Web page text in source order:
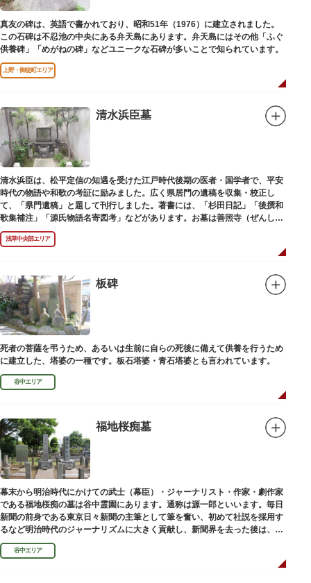
真友の碑は、英語で書かれており、昭和51年（1976）に建立されました。
この石碑は不忍池の中央にある弁天島にあります。弁天島にはその他「ふぐ
供養碑」「めがねの碑」などユニークな石碑が多いことで知られています。
上野・御徒町エリア
清水浜臣墓
清水浜臣は、松平定信の知遇を受けた江戸時代後期の医者・国学者で、平安
時代の物語や和歌の考証に励みました。広く県居門の遺稿を収集・校正し
て、「県門遺稿」と題して刊行しました。著書には、「杉田日記」「後撰和
歌集補注」「源氏物語名寄図考」などがあります。お墓は善照寺（ぜんしょ
うじ）境内にあります。
浅草中央部エリア
板碑
死者の菩薩を弔うため、あるいは生前に自らの死後に備えて供養を行うため
に建立した、塔婆の一種です。板石塔婆・青石塔婆とも言われています。
谷中エリア
福地桜痴墓
幕末から明治時代にかけての武士（幕臣）・ジャーナリスト・作家・劇作家
である福地桜痴の墓は谷中霊園にあります。通称は源一郎といいます。毎日
新聞の前身である東京日々新聞の主筆として筆を奮い、初めて社説を採用す
るなど明治時代のジャーナリズムに大きく貢献し、新聞界を去った後は、文
学者として活躍しました。
谷中エリア